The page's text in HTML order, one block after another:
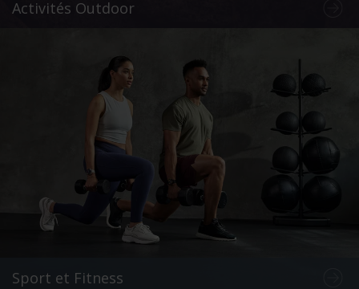
Activités Outdoor
Sport et Fitness